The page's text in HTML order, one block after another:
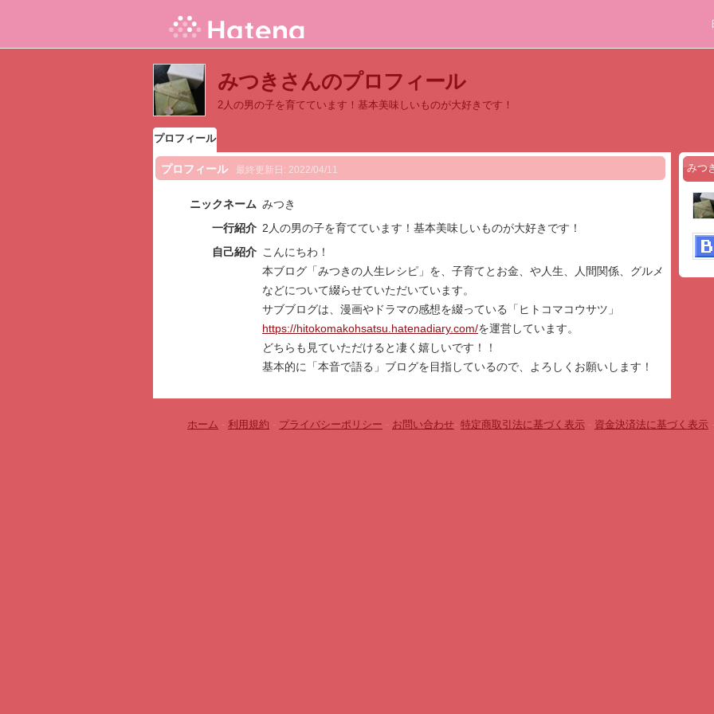
みつきさんのプロフィール
2人の男の子を育てています！基本美味しいものが大好きです！
プロフィール
プロフィール 最終更新日: 2022/04/11
ニックネーム みつき
一行紹介 2人の男の子を育てています！基本美味しいものが大好きです！
自己紹介 こんにちわ！
本ブログ「みつきの人生レシピ」を、子育てとお金、や人生、人間関係、グルメ
などについて綴らせていただいています。
サブブログは、漫画やドラマの感想を綴っている「ヒトコマコウサツ」
https://hitokomakohsatsu.hatenadiary.com/を運営しています。
どちらも見ていただけると凄く嬉しいです！！
基本的に「本音で語る」ブログを目指しているので、よろしくお願いします！
みつ
ホーム - 利用規約 - プライバシーポリシー - お問い合わせ- 特定商取引法に基づく表示 - 資金決済法に基づく表示 -